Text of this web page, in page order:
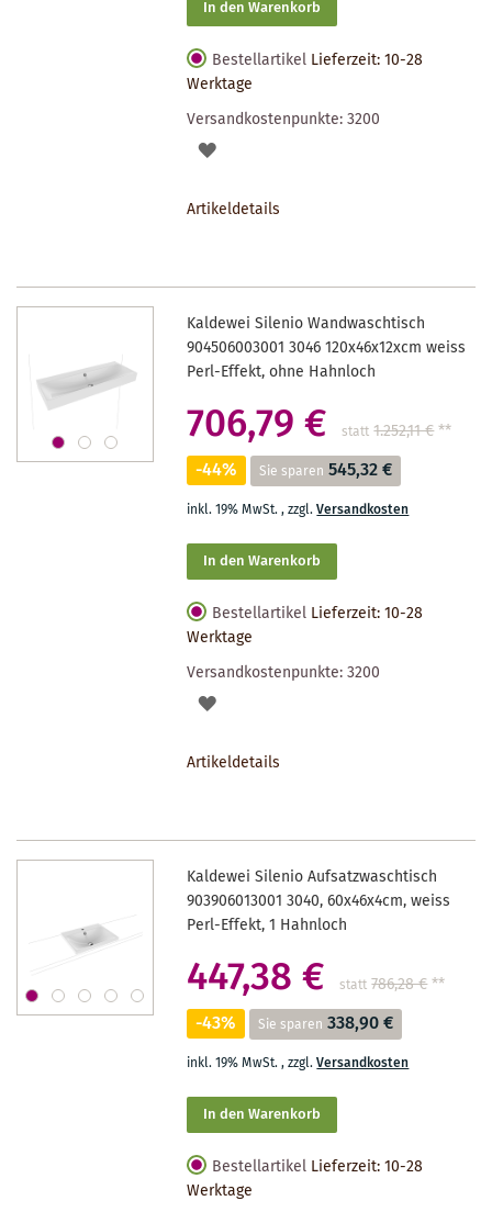
In den Warenkorb
Bestellartikel Lieferzeit: 10-28
Werktage
Versandkostenpunkte:3200
AUF
Artikeldetails
Kaldewei Silenio Wandwaschtisch
904506003001 3046 120x46x12xcm weiss
Perl-Effekt, ohne Hahnloch
706,79 € statt 1.252,11 €**
-44% Sie sparen 545,32 €
inkl. 19% MwSt.,zzgl.Versandkosten
In den Warenkorb
Bestellartikel Lieferzeit: 10-28
Werktage
Versandkostenpunkte:3200
AUF
Artikeldetails
Kaldewei Silenio Aufsatzwaschtisch
903906013001 3040, 60x46x4cm, weiss
Perl-Effekt, 1 Hahnloch
447,38 € statt 786,28 €**
-43% Sie sparen 338,90 €
inkl. 19% MwSt.,zzgl.Versandkosten
In den Warenkorb
Bestellartikel Lieferzeit: 10-28
Werktage